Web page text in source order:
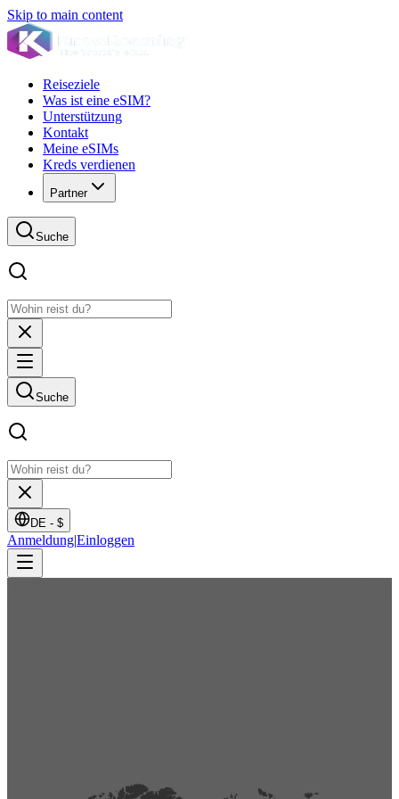
Skip to main content
Reiseziele
Was ist eine eSIM?
Unterstützung
Kontakt
Meine eSIMs
Kreds verdienen
Partner
Suche
Suche
DE - $
Anmeldung|Einloggen